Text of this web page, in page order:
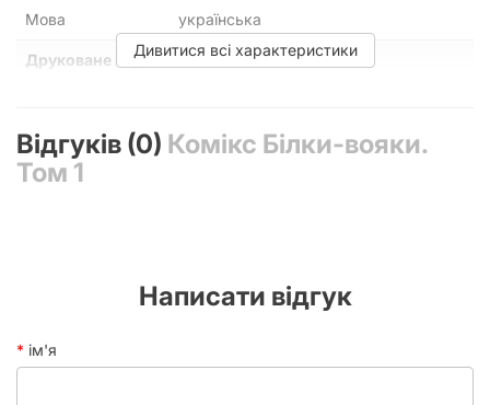
Мова українська
Друковане видання
Ілюстрації Кольорові
Обкладинка
Крейдований
Дивитися всі характеристики
Відгуків (0) Комікс Білки-вояки.
Том 1
Написати відгук
ім'я